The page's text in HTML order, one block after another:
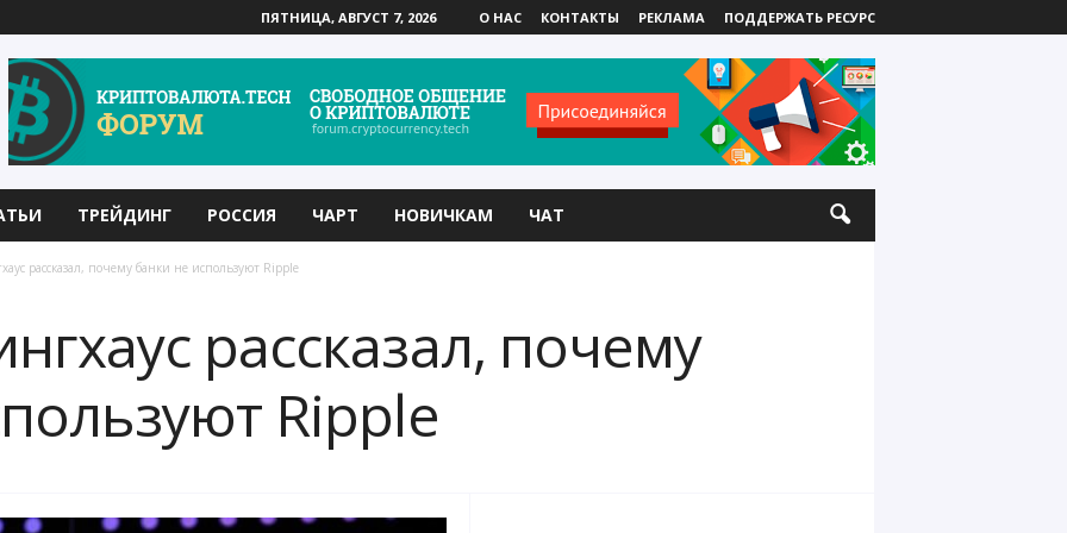
ПЯТНИЦА, АВГУСТ 7, 2026 О НАС КОНТАКТЫ РЕКЛАМА ПОДДЕРЖАТЬ РЕСУРС
ТРЕЙДИНГ РОССИЯ ЧАРТ НОВИЧКАМ ЧАТ
рассказал, почему банки не используют Ripple
рассказал, почему
Ripple